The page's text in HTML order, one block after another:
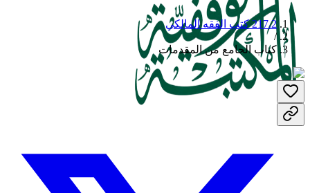
217.2 كتب الفقه المالكي
/
كتاب الجامع من المقدمات